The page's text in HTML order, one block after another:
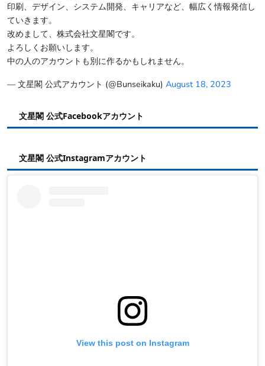
印刷、デザイン、システム開発、キャリアなど、幅広く情報発信し
ていきます。
改めまして、株式会社文星閣です。
よろしくお願いします。
中の人のアカウントも別に作るかもしれません。
— 文星閣 公式アカウント (@Bunseikaku) August 18, 2023
文星閣 公式Facebookアカウント
文星閣 公式Instagramアカウント
View this post on Instagram